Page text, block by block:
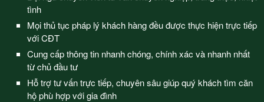
tình
Mọi thủ tục pháp lý khách hàng đều được thực hiện trực tiếp
với CĐT
Cung cấp thông tin nhanh chóng, chính xác và nhanh nhất
từ chủ đầu tư
Hỗ trợ tư vấn trực tiếp, chuyên sâu giúp quý khách tìm căn
hộ phù hợp với gia đình